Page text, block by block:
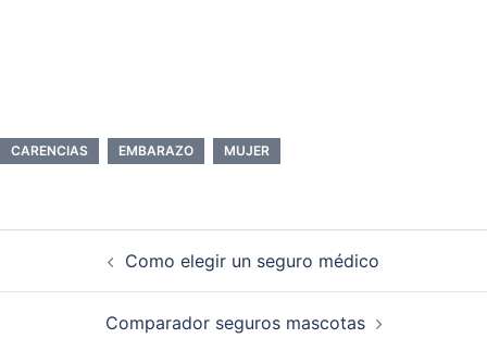
CARENCIAS EMBARAZO MUJER
Como elegir un seguro médico
Comparador seguros mascotas